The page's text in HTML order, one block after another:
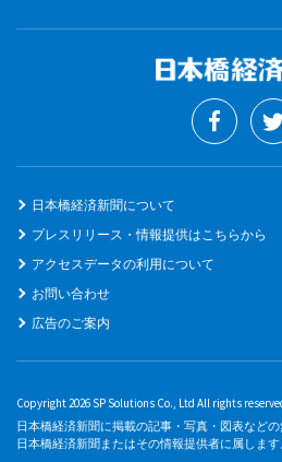
日本橋経済新聞について
プレスリリース・情報提供はこちらから
アクセスデータの利用について
お問い合わせ
広告のご案内
Copyright 2026 SP Solutions Co., Ltd All rights
日本橋経済新聞に掲載の記事・写真・図表など
日本橋経済新聞またはその情報提供者に属します